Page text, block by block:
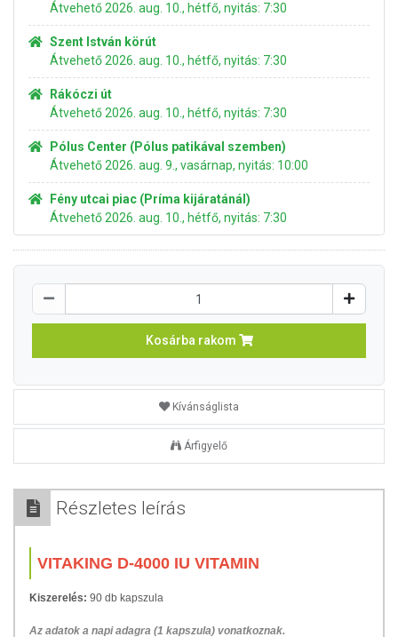
Átvehető 2026. aug. 10., hétfő, nyitás: 7:30
Szent István körút
Átvehető 2026. aug. 10., hétfő, nyitás: 7:30
Rákóczi út
Átvehető 2026. aug. 10., hétfő, nyitás: 7:30
Pólus Center (Pólus patikával szemben)
Átvehető 2026. aug. 9., vasárnap, nyitás: 10:00
Fény utcai piac (Príma kijáratánál)
Átvehető 2026. aug. 10., hétfő, nyitás: 7:30
Kosárba rakom
Kívánságlista
Árfigyelő
Részletes leírás
VITAKING D-4000 IU VITAMIN
Kiszerelés: 90 db kapszula
Az adatok a napi adagra (1 kapszula) vonatkoznak.